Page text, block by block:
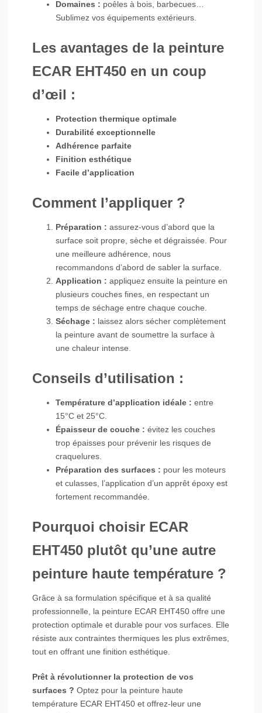
Domaines : poêles à bois, barbecues…
Sublimez vos équipements extérieurs.
Les avantages de la peinture
ECAR EHT450 en un coup
d’œil :
Protection thermique optimale
Durabilité exceptionnelle
Adhérence parfaite
Finition esthétique
Facile d’application
Comment l’appliquer ?
Préparation : assurez-vous d’abord que la
surface soit propre, sèche et dégraissée. Pour
une meilleure adhérence, nous
recommandons d’abord de sabler la surface.
Application : appliquez ensuite la peinture en
plusieurs couches fines, en respectant un
temps de séchage entre chaque couche.
Séchage : laissez alors sécher complètement
la peinture avant de soumettre la surface à
une chaleur intense.
Conseils d’utilisation :
Température d’application idéale : entre
15°C et 25°C.
Épaisseur de couche : évitez les couches
trop épaisses pour prévenir les risques de
craquelures.
Préparation des surfaces : pour les moteurs
et culasses, l’application d’un apprêt époxy est
fortement recommandée.
Pourquoi choisir ECAR
EHT450 plutôt qu’une autre
peinture haute température ?
Grâce à sa formulation spécifique et à sa qualité
professionnelle, la peinture ECAR EHT450 offre une
protection optimale et durable pour vos surfaces. Elle
résiste aux contraintes thermiques les plus extrêmes,
tout en offrant une finition esthétique.
Prêt à révolutionner la protection de vos
surfaces ? Optez pour la peinture haute
température ECAR EHT450 et offrez-leur une